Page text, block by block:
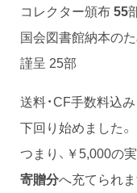
コレクター頒布55
国会図書館納本の
謹呈 25部
送料・CF手数料込
下回り始めました。
つまり、￥5,000の
寄贈分へ充てられま